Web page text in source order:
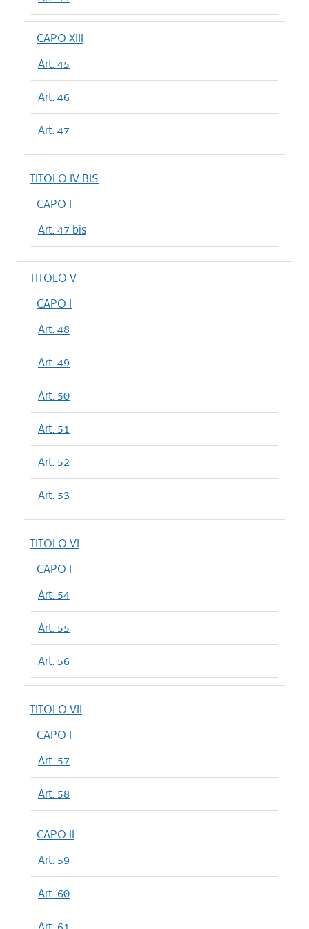
CAPO XIII
Art. 45
Art. 46
Art. 47
TITOLO IV BIS
CAPO I
Art. 47 bis
TITOLO V
CAPO I
Art. 48
Art. 49
Art. 50
Art. 51
Art. 52
Art. 53
TITOLO VI
CAPO I
Art. 54
Art. 55
Art. 56
TITOLO VII
CAPO I
Art. 57
Art. 58
CAPO II
Art. 59
Art. 60